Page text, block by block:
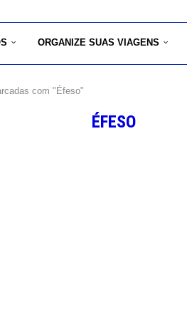
ORGANIZE SUAS VIAGENS
com "Éfeso"
ÉFESO